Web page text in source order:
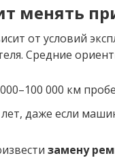
менять
от условий
Средние
000 км
даже если
замену